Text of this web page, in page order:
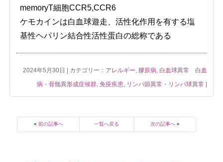
memoryT細胞CCR5,CCR6
ケモカインは白血球遊走、活性化作用を有する塩
基性ヘパリン結合性活性蛋白の総称である
2024年5月30日 | カテゴリー： アレルギー 膠原病, 白血球異常 白血
病・骨髄異形成症候群, 免疫疾患 リンパ節異常・リンパ球異常 |
« 前の記事へ 一覧へ戻る 次の記事へ»